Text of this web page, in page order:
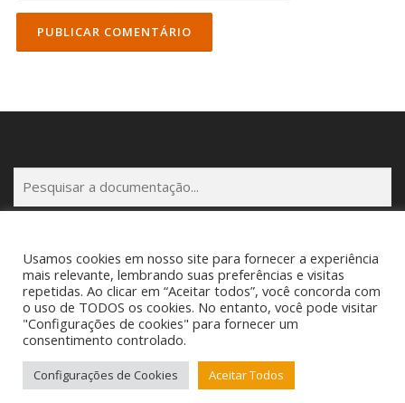
Copyright © 2025 Cigam Gestor - Todos os Direitos Reservados
Telefone: (53) 3260-1350 E-mail: suporte@cigamgestor.com.br
Usamos cookies em nosso site para fornecer a experiência
mais relevante, lembrando suas preferências e visitas
repetidas. Ao clicar em “Aceitar todos”, você concorda com
o uso de TODOS os cookies. No entanto, você pode visitar
"Configurações de cookies" para fornecer um
consentimento controlado.
Configurações de Cookies Aceitar Todos